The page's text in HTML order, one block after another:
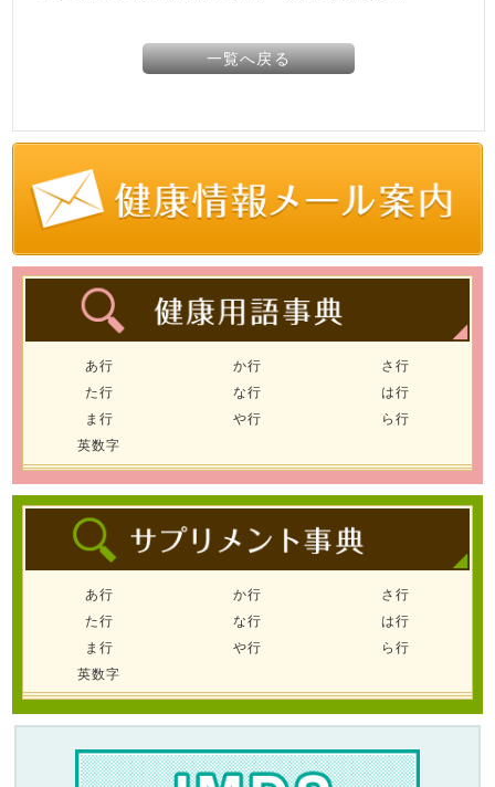
一覧へ戻る
あ行 か行
さ行
た行
な行
は行
ま行
や行
ら行
英数字
あ行 か行
さ行
た行
な行
は行
ま行
や行
ら行
英数字